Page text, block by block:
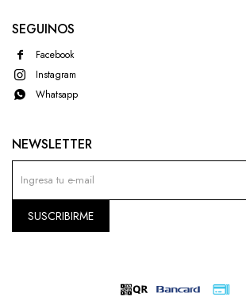
SEGUINOS
Facebook
Instagram
Whatsapp
NEWSLETTER
SUSCRIBIRME